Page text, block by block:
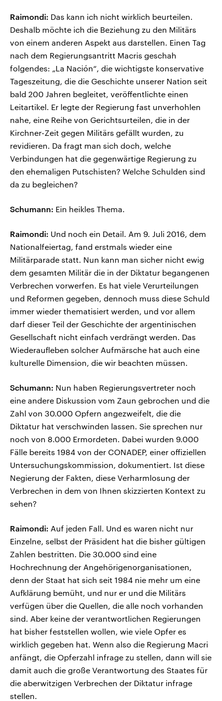
Raimondi: Das kann ich nicht wirklich beurteilen.
Deshalb möchte ich die Beziehung zu den Militärs
von einem anderen Aspekt aus darstellen. Einen Tag
nach dem Regierungsantritt Macris geschah
folgendes: „La Nación“, die wichtigste konservative
Tageszeitung, die die Geschichte unserer Nation seit
bald 200 Jahren begleitet, veröffentlichte einen
Leitartikel. Er legte der Regierung fast unverhohlen
nahe, eine Reihe von Gerichtsurteilen, die in der
Kirchner-Zeit gegen Militärs gefällt wurden, zu
revidieren. Da fragt man sich doch, welche
Verbindungen hat die gegenwärtige Regierung zu
den ehemaligen Putschisten? Welche Schulden sind
da zu begleichen?
Schumann: Ein heikles Thema.
Raimondi: Und noch ein Detail. Am 9. Juli 2016, dem
Nationalfeiertag, fand erstmals wieder eine
Militärparade statt. Nun kann man sicher nicht ewig
dem gesamten Militär die in der Diktatur begangenen
Verbrechen vorwerfen. Es hat viele Verurteilungen
und Reformen gegeben, dennoch muss diese Schuld
immer wieder thematisiert werden, und vor allem
darf dieser Teil der Geschichte der argentinischen
Gesellschaft nicht einfach verdrängt werden. Das
Wiederaufleben solcher Aufmärsche hat auch eine
kulturelle Dimension, die wir beachten müssen.
Schumann: Nun haben Regierungsvertreter noch
eine andere Diskussion vom Zaun gebrochen und die
Zahl von 30.000 Opfern angezweifelt, die die
Diktatur hat verschwinden lassen. Sie sprechen nur
noch von 8.000 Ermordeten. Dabei wurden 9.000
Fälle bereits 1984 von der CONADEP, einer offiziellen
Untersuchungskommission, dokumentiert. Ist diese
Negierung der Fakten, diese Verharmlosung der
Verbrechen in dem von Ihnen skizzierten Kontext zu
sehen?
Raimondi: Auf jeden Fall. Und es waren nicht nur
Einzelne, selbst der Präsident hat die bisher gültigen
Zahlen bestritten. Die 30.000 sind eine
Hochrechnung der Angehörigenorganisationen,
denn der Staat hat sich seit 1984 nie mehr um eine
Aufklärung bemüht, und nur er und die Militärs
verfügen über die Quellen, die alle noch vorhanden
sind. Aber keine der verantwortlichen Regierungen
hat bisher feststellen wollen, wie viele Opfer es
wirklich gegeben hat. Wenn also die Regierung Macri
anfängt, die Opferzahl infrage zu stellen, dann will sie
damit auch die große Verantwortung des Staates für
die aberwitzigen Verbrechen der Diktatur infrage
stellen.